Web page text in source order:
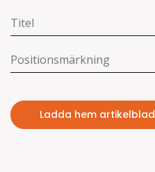
Ladda hem artikelblad